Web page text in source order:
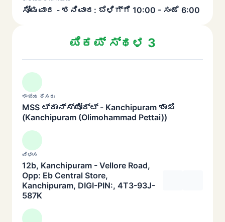
ಸೋಮವಾರ - ಶನಿವಾರ: ಬೆಳಿಗ್ಗೆ 10:00 - ಸಂಜೆ 6:00
ಪಿಕಪ್ ಸ್ಥಳ 3
ಶಾಖೆಯ ಹೆಸರು
MSS ಟ್ರಾನ್ಸ್‌ಪೋರ್ಟ್ - Kanchipuram ಶಾಖೆ
(Kanchipuram (Olimohammad Pettai))
ವಿಳಾಸ
12b, Kanchipuram - Vellore Road,
Opp: Eb Central Store,
Kanchipuram, DIGI-PIN:, 4T3-93J-
587K